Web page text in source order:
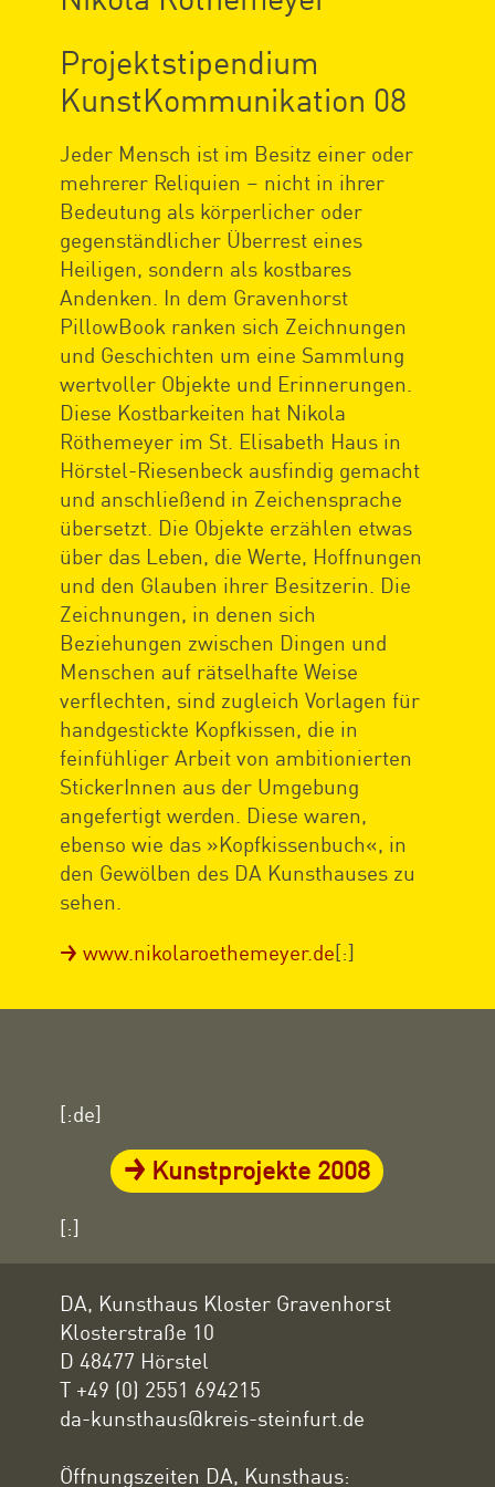
Projektstipendium
KunstKommunikation 08
Jeder Mensch ist im Besitz einer oder
mehrerer Reliquien – nicht in ihrer
Bedeutung als körperlicher oder
gegenständlicher Überrest eines
Heiligen, sondern als kostbares
Andenken. In dem Gravenhorst
PillowBook ranken sich Zeichnungen
und Geschichten um eine Sammlung
wertvoller Objekte und Erinnerungen.
Diese Kostbarkeiten hat Nikola
Röthemeyer im St. Elisabeth Haus in
Hörstel-Riesenbeck ausfindig gemacht
und anschließend in Zeichensprache
übersetzt. Die Objekte erzählen etwas
über das Leben, die Werte, Hoffnungen
und den Glauben ihrer Besitzerin. Die
Zeichnungen, in denen sich
Beziehungen zwischen Dingen und
Menschen auf rätselhafte Weise
verflechten, sind zugleich Vorlagen für
handgestickte Kopfkissen, die in
feinfühliger Arbeit von ambitionierten
StickerInnen aus der Umgebung
angefertigt werden. Diese waren,
ebenso wie das »Kopfkissenbuch«, in
den Gewölben des DA Kunsthauses zu
sehen.
www.nikolaroethemeyer.de[:]
[:de]
Kunstprojekte 2008
[:]
DA, Kunsthaus Kloster Gravenhorst
Klosterstraße 10
D 48477 Hörstel
T +49 (0) 2551 694215
da-kunsthaus@kreis-steinfurt.de
Öffnungszeiten DA, Kunsthaus: